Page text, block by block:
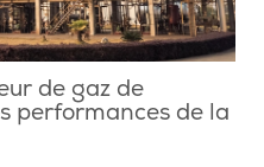
de gaz de
performances de la